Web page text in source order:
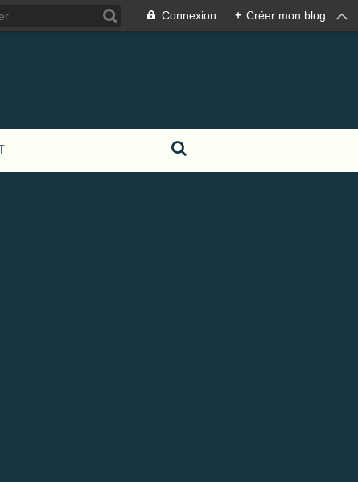
Connexion + Créer mon blog